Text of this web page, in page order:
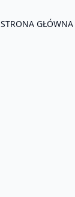
STRONA GŁÓWNA